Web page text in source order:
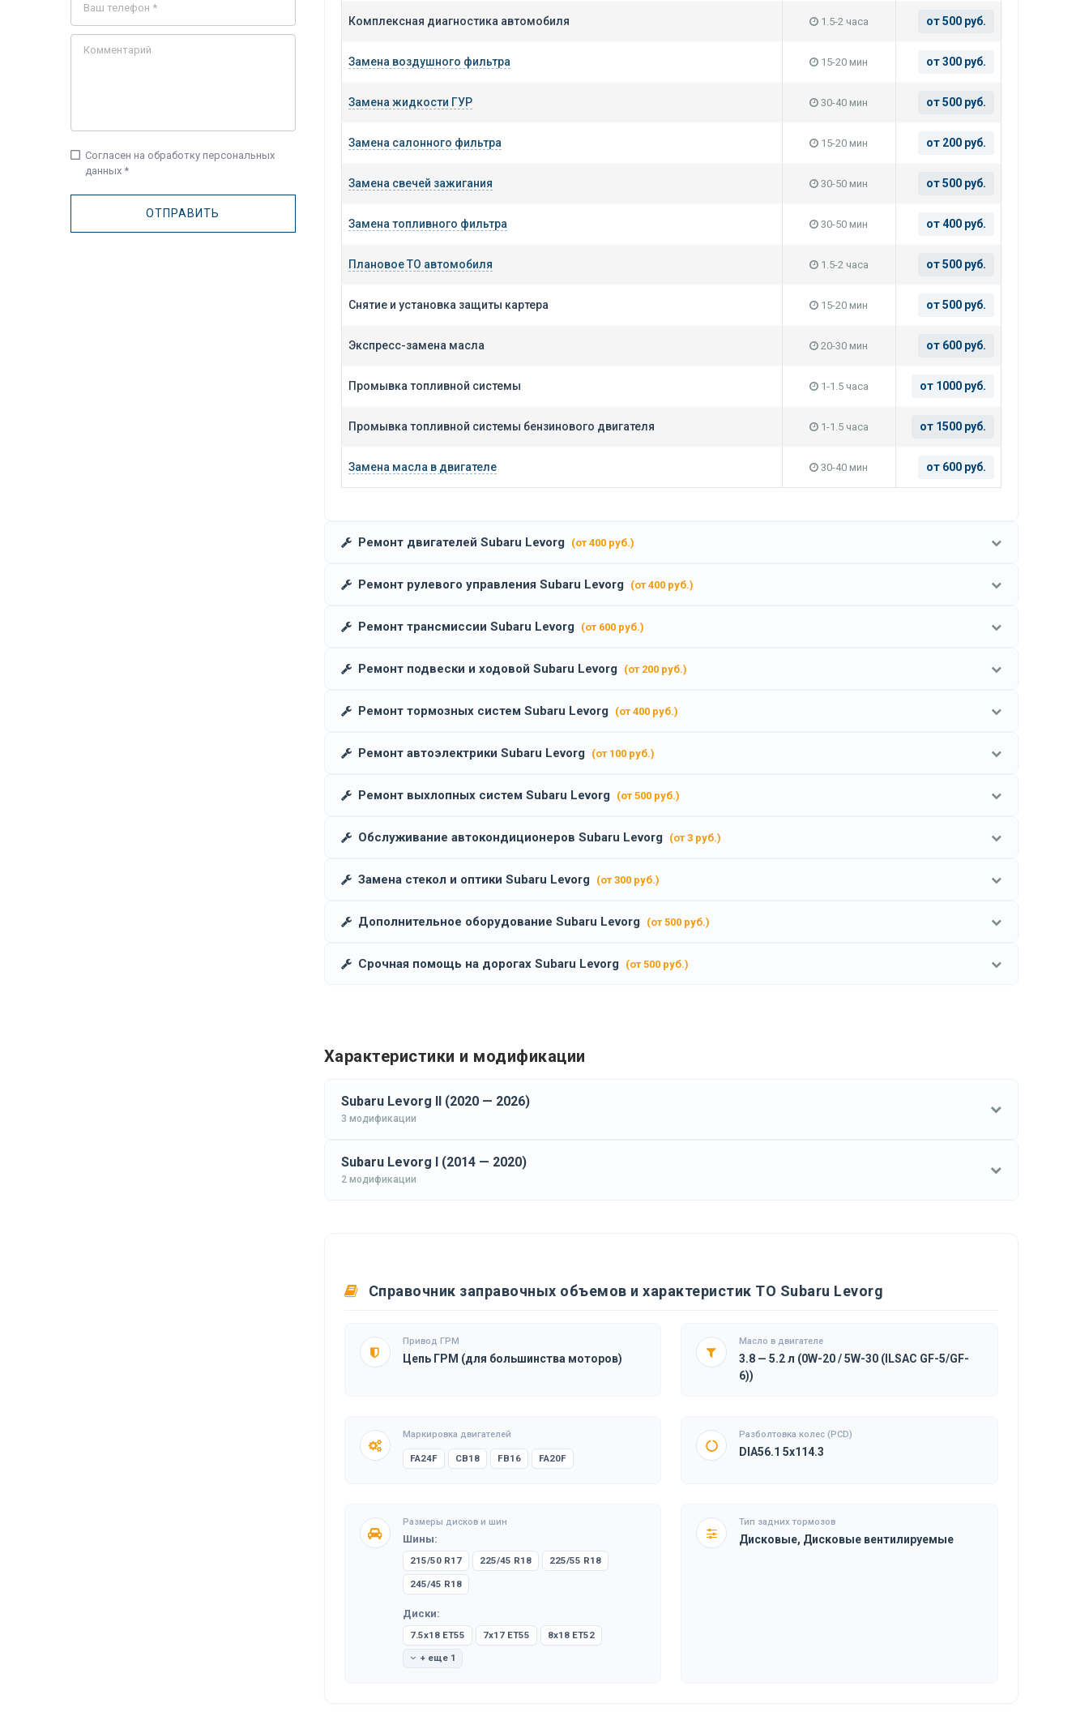
Комплексная диагностика автомобиля 1.5-2 часа от 500 руб.
Замена воздушного фильтра 15-20 мин от 300 руб.
Замена жидкости ГУР 30-40 мин от 500 руб.
Замена салонного фильтра 15-20 мин от 200 руб.
Замена свечей зажигания 30-50 мин от 500 руб.
Замена топливного фильтра 30-50 мин от 400 руб.
Плановое ТО автомобиля 1.5-2 часа от 500 руб.
Снятие и установка защиты картера 15-20 мин от 500 руб.
Экспресс-замена масла 20-30 мин от 600 руб.
Промывка топливной системы 1-1.5 часа от 1000 руб.
Промывка топливной системы бензинового двигателя 1-1.5 часа от 1500 руб.
Замена масла в двигателе 30-40 мин от 600 руб.
Ремонт двигателей Subaru Levorg (от 400 руб.)
Ремонт рулевого управления Subaru Levorg (от 400 руб.)
Ремонт трансмиссии Subaru Levorg (от 600 руб.)
Ремонт подвески и ходовой Subaru Levorg (от 200 руб.)
Ремонт тормозных систем Subaru Levorg (от 400 руб.)
Ремонт автоэлектрики Subaru Levorg (от 100 руб.)
Ремонт выхлопных систем Subaru Levorg (от 500 руб.)
Обслуживание автокондиционеров Subaru Levorg (от 3 руб.)
Замена стекол и оптики Subaru Levorg (от 300 руб.)
Дополнительное оборудование Subaru Levorg (от 500 руб.)
Срочная помощь на дорогах Subaru Levorg (от 500 руб.)
Характеристики и модификации
Subaru Levorg II (2020 — 2026)
3 модификации
Subaru Levorg I (2014 — 2020)
2 модификации
Справочник заправочных объемов и характеристик ТО Subaru Levorg
Привод ГРМ
Цепь ГРМ (для большинства моторов)
Масло в двигателе
3.8 — 5.2 л (0W-20 / 5W-30 (ILSAC GF-5/GF-
6))
Маркировка двигателей
FA24F CB18 FB16 FA20F
Разболтовка колес (PCD)
DIA56.1 5x114.3
Размеры дисков и шин
Шины:
215/50 R17 225/45 R18 225/55 R18
245/45 R18
Диски:
7.5x18 ET55 7x17 ET55 8x18 ET52
+ еще 1
Тип задних тормозов
Дисковые, Дисковые вентилируемые
check_box_outline_blank Согласен на обработку персональных
данных *